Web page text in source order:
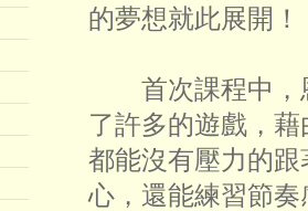
的夢想就此展開！
首次課程中，
了許多的遊戲，
都能沒有壓力的
心，還能練習節